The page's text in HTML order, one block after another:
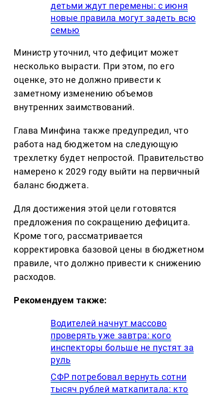
детьми ждут перемены: с июня
новые правила могут задеть всю
семью
Министр уточнил, что дефицит может
несколько вырасти. При этом, по его
оценке, это не должно привести к
заметному изменению объемов
внутренних заимствований.
Глава Минфина также предупредил, что
работа над бюджетом на следующую
трехлетку будет непростой. Правительство
намерено к 2029 году выйти на первичный
баланс бюджета.
Для достижения этой цели готовятся
предложения по сокращению дефицита.
Кроме того, рассматривается
корректировка базовой цены в бюджетном
правиле, что должно привести к снижению
расходов.
Рекомендуем также:
Водителей начнут массово
проверять уже завтра: кого
инспекторы больше не пустят за
руль
СФР потребовал вернуть сотни
тысяч рублей маткапитала: кто